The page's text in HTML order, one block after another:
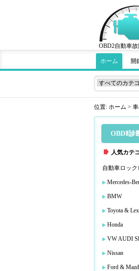
OBD2自動車
ホーム 開
位置: ホーム >
OBDⅡ診
人気カテ
自動車ロッ
Mercedes-
BMW
Toyota &
Honda
VW AUDI
Nissan
Ford &